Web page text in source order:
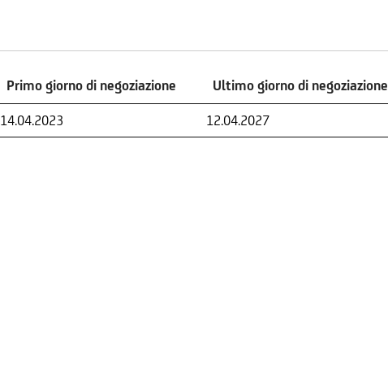
Primo giorno di negoziazione Ultimo giorno di negoziazione
Primo giorno di negoziazione Ultimo giorno di negoziazione
14.04.2023 12.04.2027